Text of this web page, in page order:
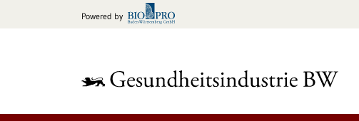
Powered by